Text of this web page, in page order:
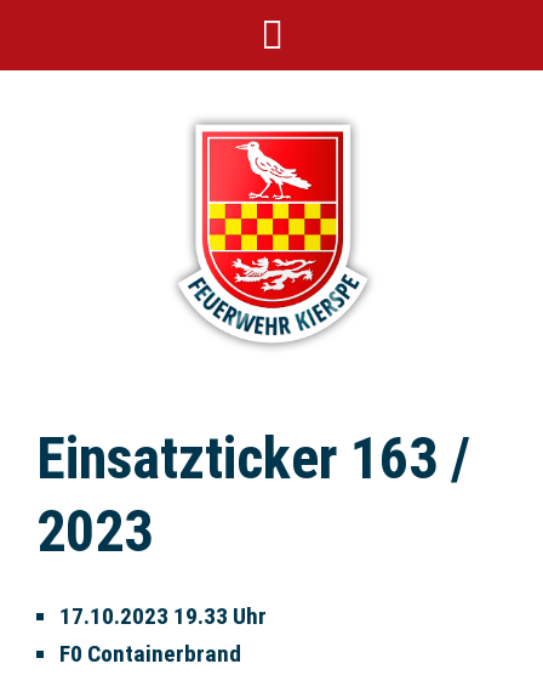
Einsatzticker 163 /
2023
17.10.2023 19.33 Uhr
F0 Containerbrand